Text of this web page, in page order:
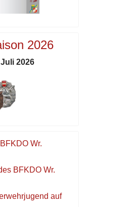
2026
2026
Wr.
BFKDO Wr.
auf